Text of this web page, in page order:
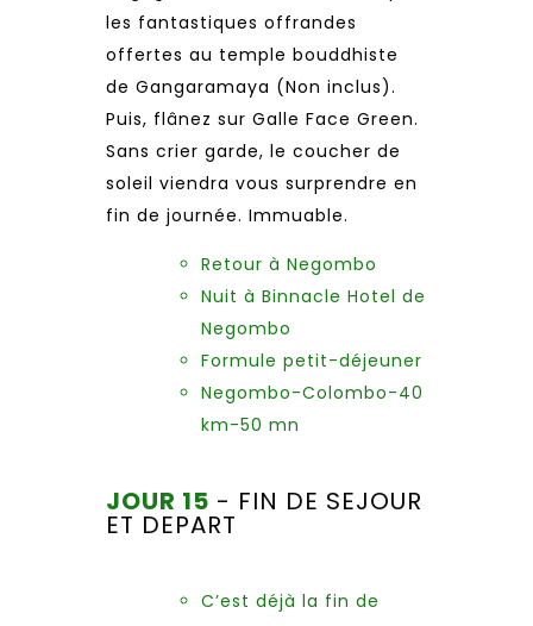
les fantastiques offrandes
offertes au temple bouddhiste
de Gangaramaya (Non inclus).
Puis, flânez sur Galle Face Green.
Sans crier garde, le coucher de
soleil viendra vous surprendre en
fin de journée. Immuable.
Retour à Negombo
Nuit à Binnacle Hotel de
Negombo
Formule petit-déjeuner
Negombo-Colombo-40
km-50 mn
JOUR 15 - FIN DE SEJOUR
ET DEPART
C’est déjà la fin de